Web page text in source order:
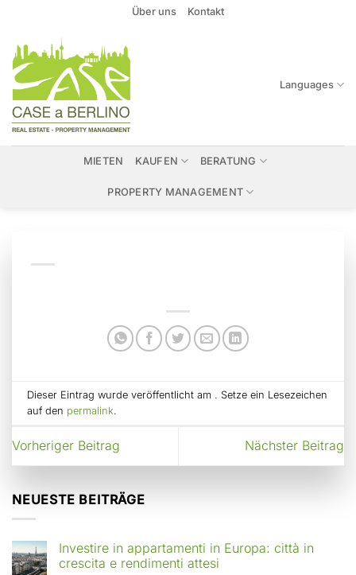
springen
Über uns Kontakt
Languages
MIETEN KAUFEN BERATUNG
PROPERTY MANAGEMENT
Dieser Eintrag wurde veröffentlicht am . Setze ein Lesezeichen
auf den permalink.
Vorheriger Beitrag Nächster Beitrag
NEUESTE BEITRÄGE
Investire in appartamenti in Europa: città in
crescita e rendimenti attesi